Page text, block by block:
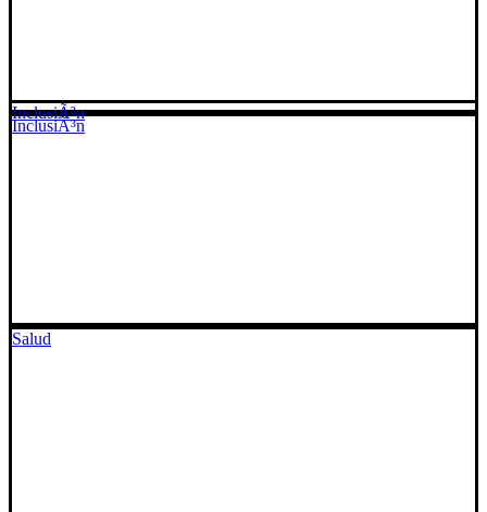
InclusiÃ³n
Salud
InclusiÃ³n